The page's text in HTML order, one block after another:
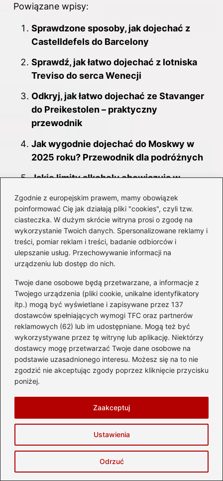
Zgodnie z europejskim prawem, mamy obowiązek
poinformować Cię jak działają pliki "cookies", czyli tzw.
ciasteczka. W dużym skrócie witryna prosi o zgodę na
wykorzystanie Twoich danych. Spersonalizowane reklamy i
treści, pomiar reklam i treści, badanie odbiorców i
ulepszanie usług. Przechowywanie informacji na
urządzeniu lub dostęp do nich.
Twoje dane osobowe będą przetwarzane, a informacje z
Twojego urządzenia (pliki cookie, unikalne identyfikatory
itp.) mogą być wyświetlane i zapisywane przez 137
dostawców spełniających wymogi TFC oraz partnerów
reklamowych (62) lub im udostępniane. Mogą też być
wykorzystywane przez tę witrynę lub aplikację. Niektórzy
dostawcy mogę przetwarzać Twoje dane osobowe na
podstawie uzasadnionego interesu. Możesz się na to nie
zgodzić nie akceptując zgody poprzez kliknięcie przycisku
poniżej.
Ustawienia
Odrzuć
Zaakceptuj
Powiązane wpisy:
Sprawdzone sposoby, jak dojechać z
Castelldefels do Barcelony
Sprawdź, jak łatwo dojechać z lotniska
Treviso do serca Wenecji
Odkryj, jak łatwo dojechać ze Stavanger
do Preikestolen – praktyczny
przewodnik
Jak wygodnie dojechać do Moskwy w
2025 roku? Przewodnik dla podróżnych
Jakie limity alkoholu obowiązują w
Odkryj idealny czas na podróż do Nepalu
– klimat, który zachwyca
Odkrywając Peru: Kiedy najlepiej
podróżować, by cieszyć się jego
Jak łatwo dojechać z lotniska w
Madrycie do centrum miasta?
Kiedy najlepiej odwiedzić Wietnam
Środkowy? Przewodnik po idealnym
czasie na podróż
Odkryj niezwykłe atrakcje turystyczne
we Włoszech, które zachwycą każdego
Kiedy jechać na Kubę
Klimat tropikalny Kuby